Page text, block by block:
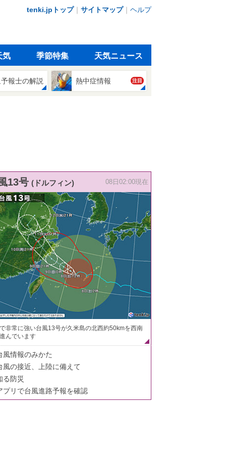
tenki.jpトップ｜ サイトマップ｜ ヘルプ
気 季節特集 天気ニュース
報士の解説 熱中症情報 注目
13号 (ドルフィン) 08日02:00現在
非常に強い台風13号が久米島の北西約50kmを西南
んでいます
風情報のみかた
風の接近、上陸に備えて
る防災
プリで台風進路予報を確認